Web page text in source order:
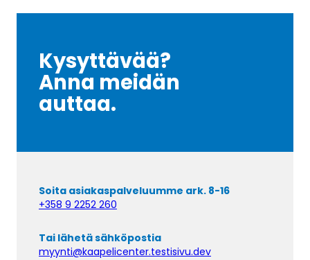
Kysyttävää?
Anna meidän
auttaa.
Soita asiakaspalveluumme ark. 8-16
+358 9 2252 260
Tai lähetä sähköpostia
myynti@kaapelicenter.testisivu.dev